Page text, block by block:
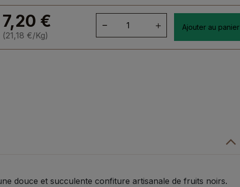
7,20 €
(21,18 €/Kg)
Ajouter au panier
douce et succulente confiture artisanale de fruits noirs.